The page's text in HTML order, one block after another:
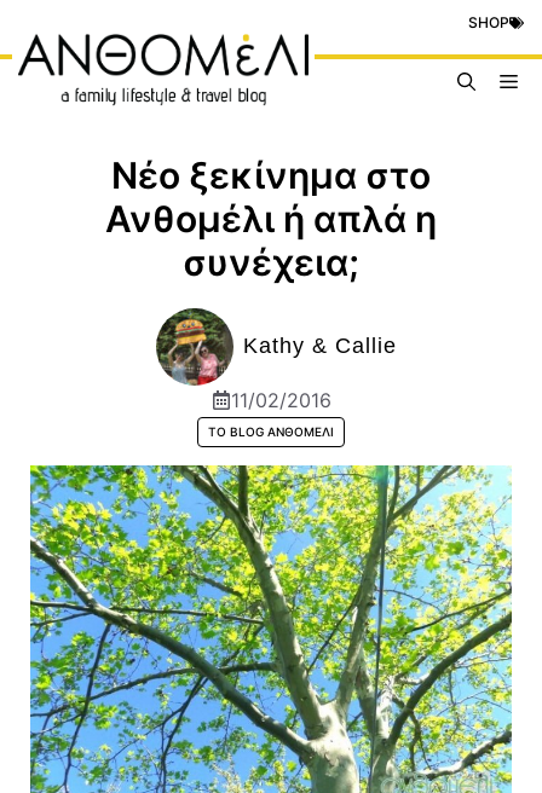
περιεχόμενο
SHOP
Νέο ξεκίνημα στο
Ανθομέλι ή απλά η
συνέχεια;
Kathy & Callie
11/02/2016
ΤΟ BLOG ΑΝΘΟΜΈΛΙ